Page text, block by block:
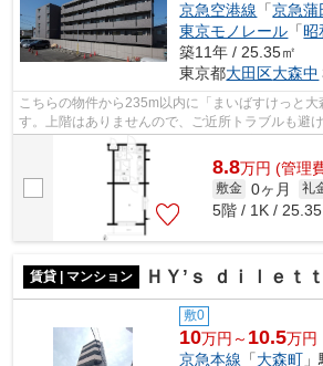
京急空港線 「京急蒲
東京モノレール 「昭
築11年 / 25.35㎡
東京都大田区大森中
こちらの物件から235m以内に「まいばすけっと大
す。上階はありませんので、ご近所トラブルも避
にあるマンションなら毎日の移動も快適...
8.8万円 (管理
敷金 0ヶ月 礼
5階 / 1K / 25.35
賃貸 | マンション ＨＹ’ｓ ｄｉｌｅｔ
敷0
10万円～ 10.5万円
京急本線 「大森町